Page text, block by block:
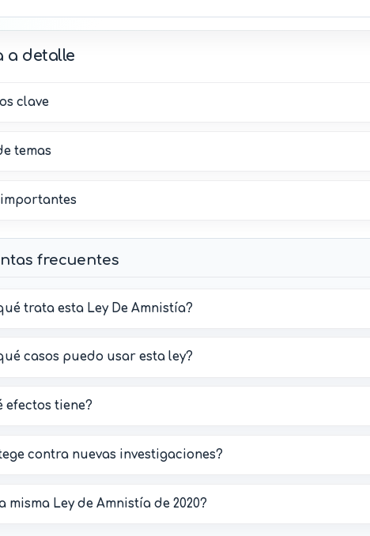
a detalle
clave
temas
frecuentes
trata esta Ley De Amnistía?
casos puedo usar esta ley?
efectos tiene?
contra nuevas investigaciones?
misma Ley de Amnistía de 2020?